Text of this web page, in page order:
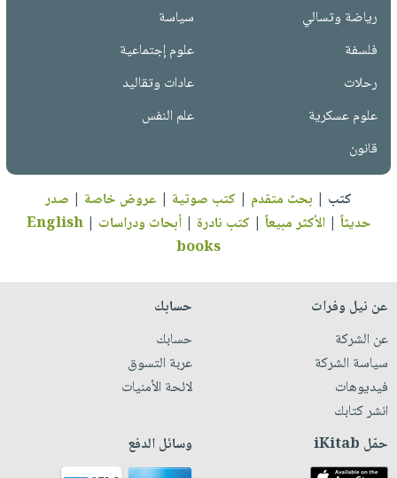
رياضة وتسالي
سياسة
فلسفة
علوم إجتماعية
رحلات
عادات وتقاليد
علوم عسكرية
علم النفس
قانون
كتب | بحث متقدم | كتب صوتية | عروض خاصة | صدر
حديثاً |الأكثر مبيعاً | كتب نادرة |أبحاث ودراسات |
English
books
عن نيل وفرات
عن الشركة
سياسة الشركة
فيديوهات
انشر كتابك
حسابك
حسابك
عربة التسوق
لائحة الأمنيات
حمّل iKitab وسائل الدفع